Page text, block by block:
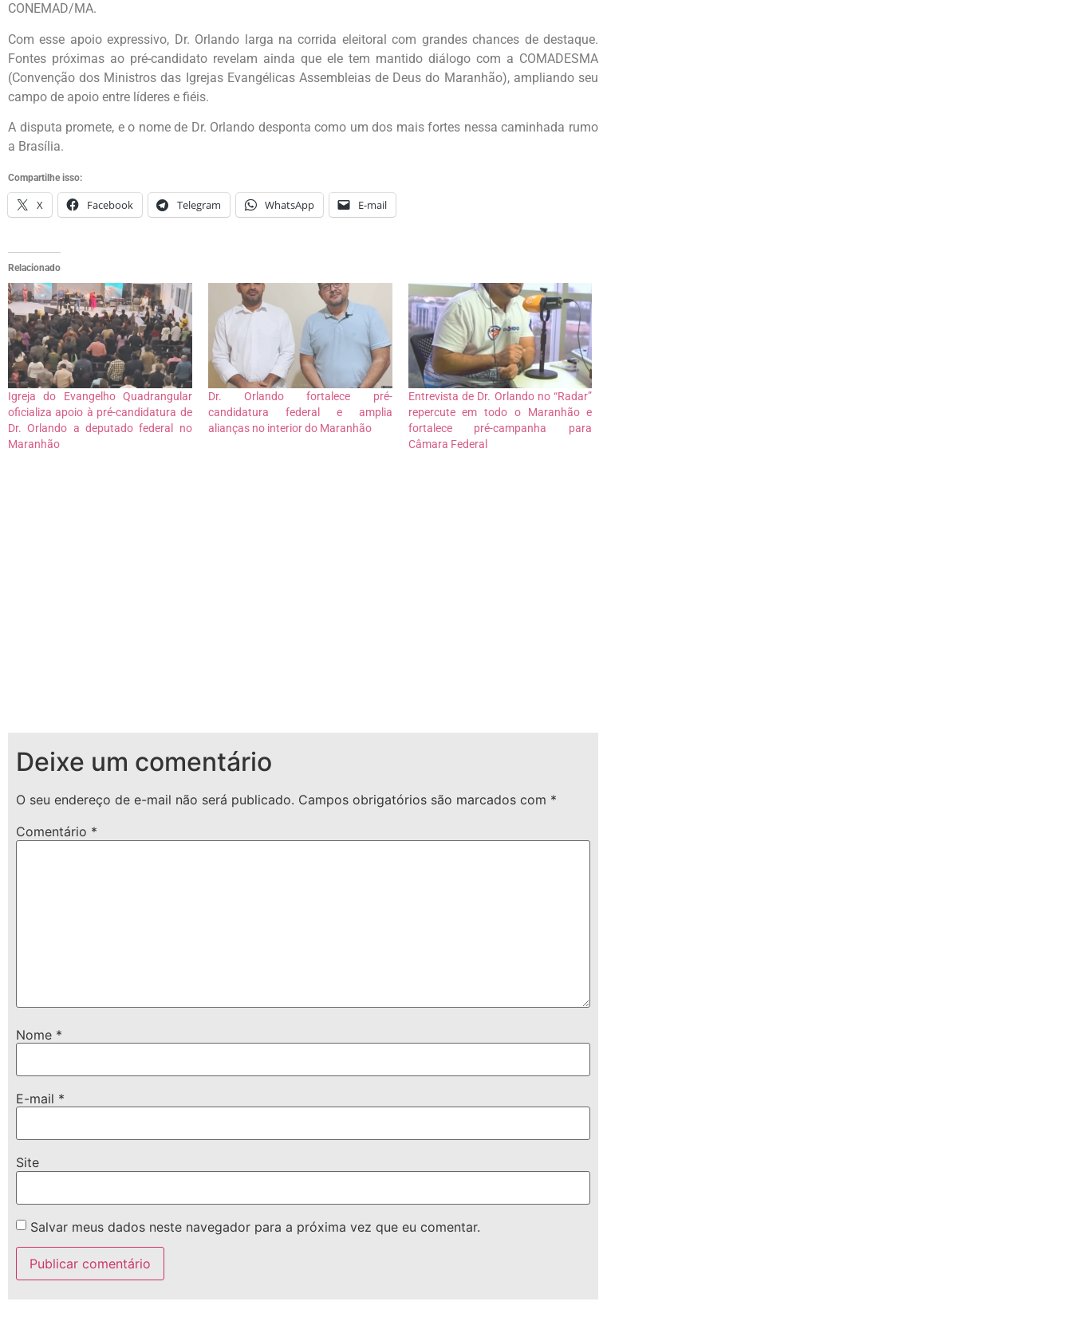
CONEMAD/MA.
Com esse apoio expressivo, Dr. Orlando larga na corrida eleitoral com grandes chances de destaque.
Fontes próximas ao pré-candidato revelam ainda que ele tem mantido diálogo com a COMADESMA
(Convenção dos Ministros das Igrejas Evangélicas Assembleias de Deus do Maranhão), ampliando seu
campo de apoio entre líderes e fiéis.
A disputa promete, e o nome de Dr. Orlando desponta como um dos mais fortes nessa caminhada rumo
a Brasília.
Compartilhe isso:
X Facebook Telegram WhatsApp E-mail
Relacionado
Igreja do Evangelho Quadrangular
oficializa apoio à pré-candidatura de
Dr. Orlando a deputado federal no
Maranhão
Dr. Orlando fortalece pré-
candidatura federal e amplia
alianças no interior do Maranhão
Entrevista de Dr. Orlando no “Radar”
repercute em todo o Maranhão e
fortalece pré-campanha para
Câmara Federal
Deixe um comentário
O seu endereço de e-mail não será publicado. Campos obrigatórios são marcados com *
Comentário *
Nome *
E-mail *
Site
Salvar meus dados neste navegador para a próxima vez que eu comentar.